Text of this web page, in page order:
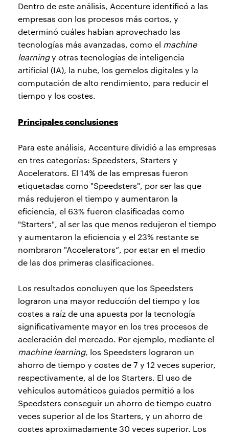
Dentro de este análisis, Accenture identificó a las
empresas con los procesos más cortos, y
determinó cuáles habían aprovechado las
tecnologías más avanzadas, como el machine
learningy otras tecnologías de inteligencia
artificial (IA), la nube, los gemelos digitales y la
computación de alto rendimiento, para reducir el
tiempo y los costes.
Principales conclusiones
Para este análisis, Accenture dividió a las empresas
en tres categorías: Speedsters, Starters y
Accelerators. El 14% de las empresas fueron
etiquetadas como "Speedsters", por ser las que
más redujeron el tiempo y aumentaron la
eficiencia, el 63% fueron clasificadas como
"Starters", al ser las que menos redujeron el tiempo
y aumentaron la eficiencia y el 23% restante se
nombraron "Accelerators”, por estar en el medio
de las dos primeras clasificaciones.
Los resultados concluyen que los Speedsters
lograron una mayor reducción del tiempo y los
costes a raíz de una apuesta por la tecnología
significativamente mayor en los tres procesos de
aceleración del mercado. Por ejemplo, mediante el
machine learning, los Speedsters lograron un
ahorro de tiempo y costes de 7 y 12 veces superior,
respectivamente, al de los Starters. El uso de
vehículos automáticos guiados permitió a los
Speedsters conseguir un ahorro de tiempo cuatro
veces superior al de los Starters, y un ahorro de
costes aproximadamente 30 veces superior. Los